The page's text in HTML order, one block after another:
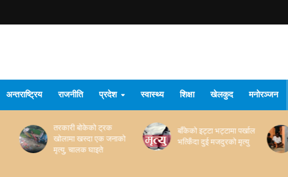
अन्तराष्ट्रिय राजनीति प्रदेश स्वास्थ्य शिक्षा खेलकुद मनोरञ्जन
तरकारी बोकेको ट्रक
खोलामा खस्दा एक जनाको
मृत्यु, चालक घाइते
बाँकेको इट्टा भट्टामा पर्खाल
भत्किँदा दुई मजदुरको मृत्यु